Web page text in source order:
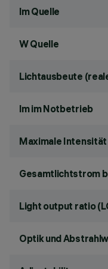
lm Quelle
W Quelle
Lichtausbeute
lm im Notbetrieb
Maximale
Gesamtlichtstrom
Light output ratio
Optik und